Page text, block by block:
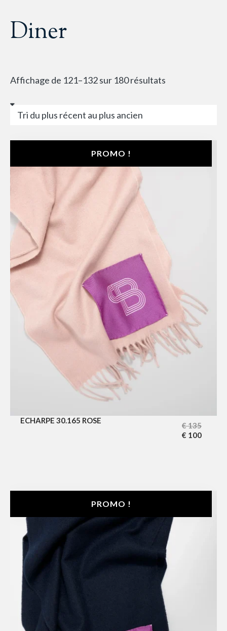
Diner
Affichage de 121–132 sur 180 résultats
PROMO !
ECHARPE 30.165 ROSE
€135
€ 100
PROMO !